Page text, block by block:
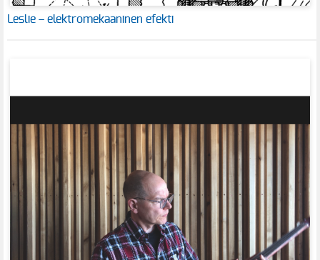
Leslie – elektromekaaninen efekti